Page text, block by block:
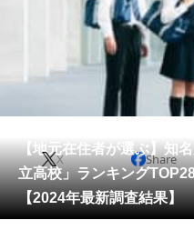
会員記事
メディア
注目記事を集めた総合ページ
【地元在住者が選ぶ】知
立高校」ランキング
【2024年最新調査結果】
X Share